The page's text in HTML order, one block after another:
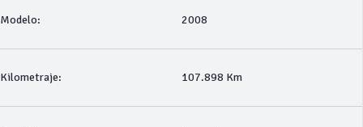
Modelo: 2008
Kilometraje: 107.898 Km